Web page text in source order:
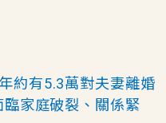
約有5.3萬對夫妻離婚
家庭破裂、關係緊